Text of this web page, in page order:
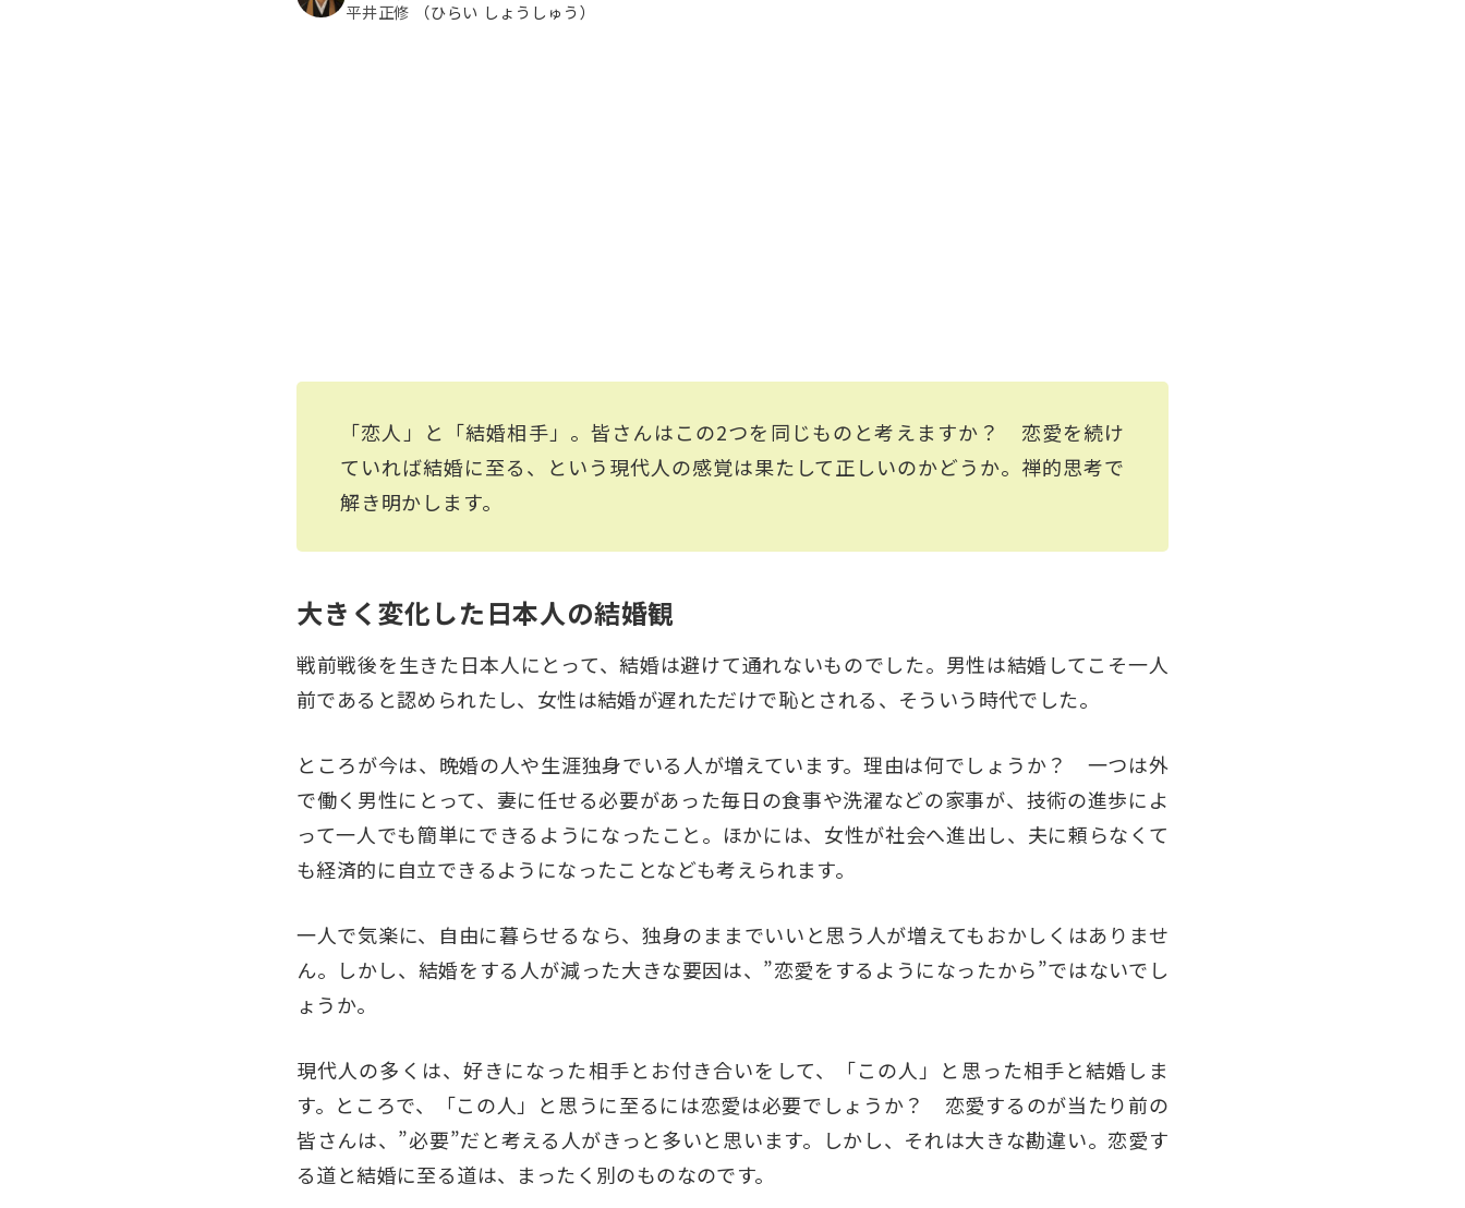
平井正修
（ひらい しょうしゅう）
「恋人」と「結婚相手」。皆さんはこの2つを同じものと考えますか？ 恋愛を続け
ていれば結婚に至る、という現代人の感覚は果たして正しいのかどうか。禅的思考で
解き明かします。
大きく変化した日本人の結婚観
戦前戦後を生きた日本人にとって、結婚は避けて通れないものでした。男性は結婚してこそ一人
前であると認められたし、女性は結婚が遅れただけで恥とされる、そういう時代でした。
ところが今は、晩婚の人や生涯独身でいる人が増えています。理由は何でしょうか？ 一つは外
で働く男性にとって、妻に任せる必要があった毎日の食事や洗濯などの家事が、技術の進歩によ
って一人でも簡単にできるようになったこと。ほかには、女性が社会へ進出し、夫に頼らなくて
も経済的に自立できるようになったことなども考えられます。
一人で気楽に、自由に暮らせるなら、独身のままでいいと思う人が増えてもおかしくはありませ
ん。しかし、結婚をする人が減った大きな要因は、”恋愛をするようになったから”ではないでし
ょうか。
現代人の多くは、好きになった相手とお付き合いをして、「この人」と思った相手と結婚しま
す。ところで、「この人」と思うに至るには恋愛は必要でしょうか？ 恋愛するのが当たり前の
皆さんは、”必要”だと考える人がきっと多いと思います。しかし、それは大きな勘違い。恋愛す
る道と結婚に至る道は、まったく別のものなのです。